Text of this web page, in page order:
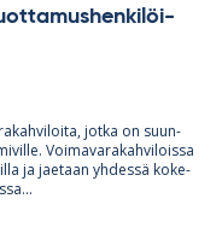
jotka on suun­
Voi­ma­va­ra­kah­vi­loissa
ja jae­taan yh­dessä ko­ke­